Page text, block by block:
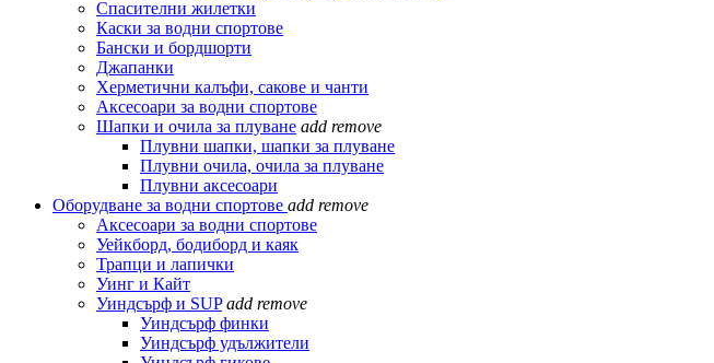
Спасителни жилетки
Каски за водни спортове
Бански и бордшорти
Джапанки
Херметични калъфи, сакове и чанти
Аксесоари за водни спортове
Шапки и очила за плуване add remove
Плувни шапки, шапки за плуване
Плувни очила, очила за плуване
Плувни аксесоари
Оборудване за водни спортове add remove
Аксесоари за водни спортове
Уейкборд, бодиборд и каяк
Трапци и лапички
Уинг и Кайт
Уиндсърф и SUP add remove
Уиндсърф финки
Уиндсърф удължители